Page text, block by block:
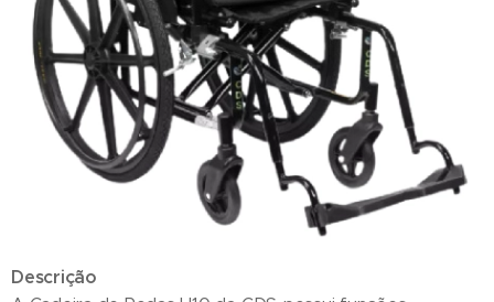
Descrição